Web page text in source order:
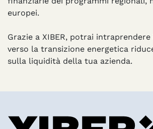
europei.
Grazie a XIBER, potrai
verso la transizione energetica
sulla liquidità della tua azienda.